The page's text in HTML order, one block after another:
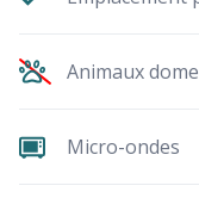
Animaux
Micro-ondes